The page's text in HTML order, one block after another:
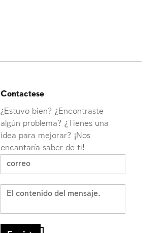
Contactese
¿Estuvo bien? ¿Encontraste
algún problema? ¿Tienes una
idea para mejorar? ¡Nos
encantaría saber de ti!